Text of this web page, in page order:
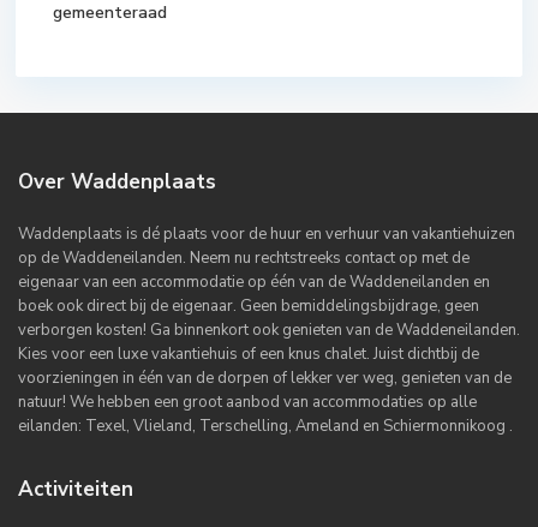
gemeenteraad
Over Waddenplaats
Waddenplaats is dé plaats voor de huur en verhuur van vakantiehuizen
op de Waddeneilanden. Neem nu rechtstreeks contact op met de
eigenaar van een accommodatie op één van de Waddeneilanden en
boek ook direct bij de eigenaar. Geen bemiddelingsbijdrage, geen
verborgen kosten! Ga binnenkort ook genieten van de Waddeneilanden.
Kies voor een luxe vakantiehuis of een knus chalet. Juist dichtbij de
voorzieningen in één van de dorpen of lekker ver weg, genieten van de
natuur! We hebben een groot aanbod van accommodaties op alle
eilanden: Texel, Vlieland, Terschelling, Ameland en Schiermonnikoog .
Activiteiten